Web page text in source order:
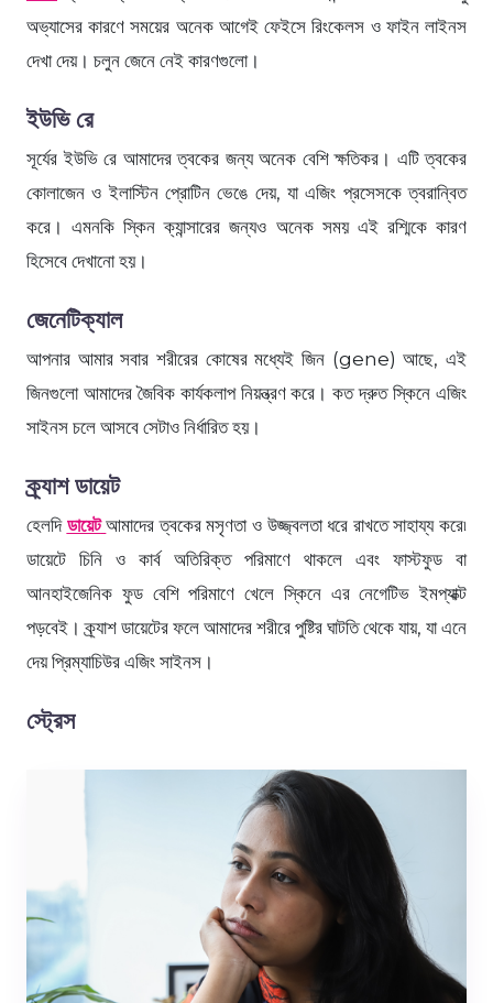
অভ্যাসের কারণে সময়ের অনেক আগেই ফেইসে রিংকেলস ও ফাইন লাইনস
দেখা দেয়। চলুন জেনে নেই কারণগুলো।
ইউভি রে
সূর্যের ইউভি রে আমাদের ত্বকের জন্য অনেক বেশি ক্ষতিকর। এটি ত্বকের
কোলাজেন ও ইলাস্টিন প্রোটিন ভেঙে দেয়, যা এজিং প্রসেসকে ত্বরান্বিত
করে। এমনকি স্কিন ক্যান্সারের জন্যও অনেক সময় এই রশ্মিকে কারণ
হিসেবে দেখানো হয়।
জেনেটিক্যাল
আপনার আমার সবার শরীরের কোষের মধ্যেই জিন (gene) আছে, এই
জিনগুলো আমাদের জৈবিক কার্যকলাপ নিয়ন্ত্রণ করে। কত দ্রুত স্কিনে এজিং
সাইনস চলে আসবে সেটাও নির্ধারিত হয়।
ক্র্যাশ ডায়েট
হেলদি ডায়েট আমাদের ত্বকের মসৃণতা ও উজ্জ্বলতা ধরে রাখতে সাহায্য করে৷
ডায়েটে চিনি ও কার্ব অতিরিক্ত পরিমাণে থাকলে এবং ফাস্টফুড বা
আনহাইজেনিক ফুড বেশি পরিমাণে খেলে স্কিনে এর নেগেটিভ ইমপ্যাক্ট
পড়বেই। ক্র্যাশ ডায়েটের ফলে আমাদের শরীরে পুষ্টির ঘাটতি থেকে যায়, যা এনে
দেয় প্রিম্যাচিউর এজিং সাইনস।
স্ট্রেস